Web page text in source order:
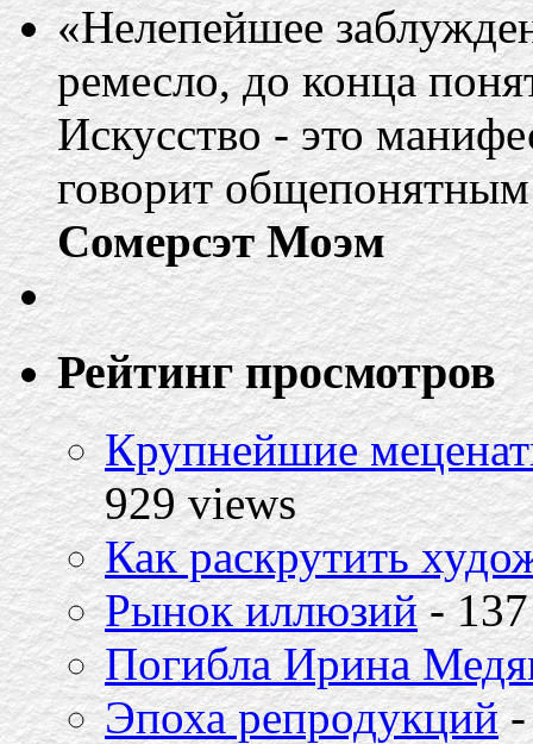
«Нелепейшее
ремесло, до конца
Искусство - это
говорит
Сомерсэт Моэм
Рейтинг просмотров
Крупнейшие
929 views
Как раскрутить
Рынок иллюзий- 137
Погибла Ирина
Эпоха репродукций-